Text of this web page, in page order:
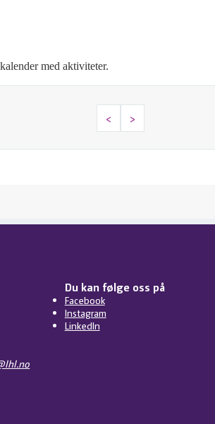
med aktiviteter.
< >
Du kan følge oss på
Facebook
Instagram
LinkedIn